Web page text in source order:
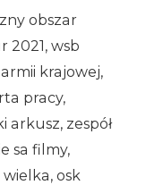
obszar
2021, wsb
krajowej,
pracy,
arkusz, zespół
sa filmy,
osk